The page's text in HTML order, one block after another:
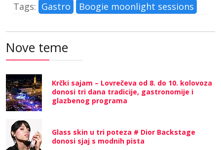
Tags: Gastro Boogie moonlight sessions
Nove teme
Krčki sajam – Lovrečeva od 8. do 10. kolovoza
donosi tri dana tradicije, gastronomije i
glazbenog programa
Glass skin u tri poteza # Dior Backstage
donosi sjaj s modnih pista